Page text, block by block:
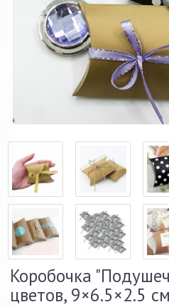
Коробочка
цветов, 9×6.5×2.5 см